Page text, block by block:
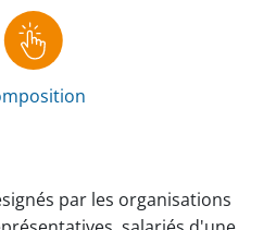
par les organisations